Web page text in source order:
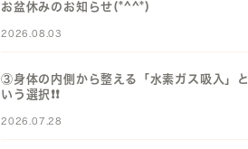
お盆休みのお知らせ(*^^*)
2026.08.03
③身体の内側から整える「水素ガス吸入」と
いう選択❗️❗️
2026.07.28